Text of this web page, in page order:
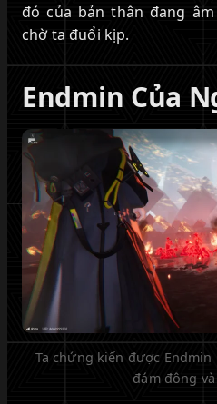
đó của bản thân đang
chờ ta đuổi kịp.
Endmin Của
Ta chứng kiến được
đám đông